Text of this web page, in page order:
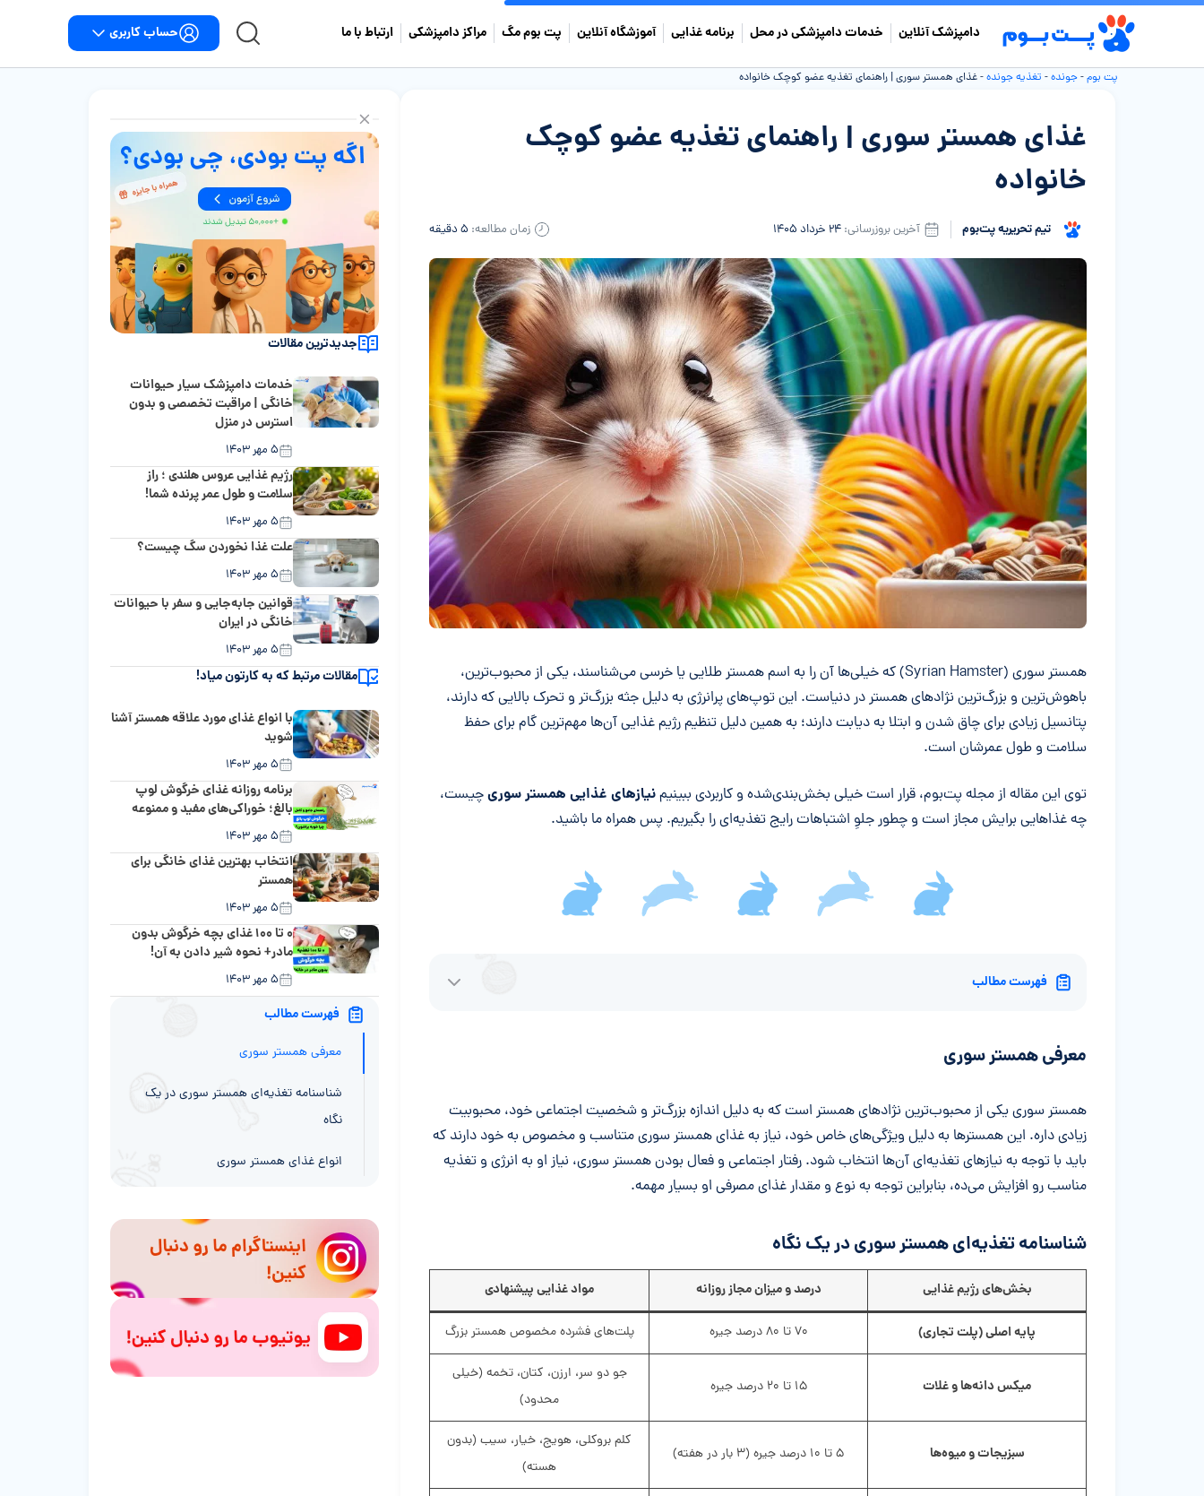
دامپزشک آنلاین خدمات دامپزشکی در محل برنامه غذایی آموزشگاه آنلاین پت بوم مگ مراکز دامپزشکی ارتباط با ما حساب کاربری
پت بوم-جونده- تغذیه جونده-غذای همستر سوری | راهنمای تغذیه عضو کوچک خانواده
غذای همستر سوری | راهنمای تغذیه عضو کوچک
خانواده
تیم تحریریه پت‌بوم آخرین بروزرسانی: ۲۴ خرداد ۱۴۰۵ زمان مطالعه: ۵ دقیقه
خلاصه مقاله
همستر سوری (Syrian Hamster) که خیلی‌ها آن را به اسم همستر طلایی یا خرسی می‌شناسند، یکی از محبوب‌ترین،
باهوش‌ترین و بزرگ‌ترین نژادهای همستر در دنیاست. این توپ‌های پرانرژی به دلیل جثه بزرگ‌تر و تحرک بالایی که دارند،
پتانسیل زیادی برای چاق شدن و ابتلا به دیابت دارند؛ به همین دلیلتنظیم رژیم غذایی آن‌ها مهم‌ترین گام برای حفظ
سلامت و طول عمرشان است.
توی این مقاله از مجله پت‌بوم، قرار است خیلی بخش‌بندی‌شده و کاربردی ببینیمنیازهای غذایی همستر سوریچیست،
چه غذاهایی برایش مجاز است و چطور جلوِ اشتباهات رایج تغذیه‌ای را بگیریم. پس همراه ما باشید.
فهرست مطالب
معرفی همستر سوری
همستر سوری یکی از محبوب‌ترین نژادهای همستر است که به دلیل اندازه بزرگ‌تر و شخصیت اجتماعی خود، محبوبیت
زیادی داره. این همسترها به دلیل ویژگی‌های خاص خود، نیاز به غذای همستر سوری متناسب و مخصوص به خود دارند که
باید با توجه به نیازهای تغذیه‌ای آن‌ها انتخاب شود. رفتار اجتماعی و فعال بودن همستر سوری، نیاز او به انرژی و تغذیه
مناسب رو افزایش می‌ده، بنابراین توجه به نوع و مقدار غذای مصرفی او بسیار مهمه.
شناسنامه تغذیه‌ای همستر سوری در یک نگاه
بخش‌های رژیم غذایی درصد و میزان مجاز روزانه مواد غذایی پیشنهادی
پایه اصلی (پلت تجاری) ۷۰ تا ۸۰ درصد جیره پلت‌های فشرده مخصوص همستر بزرگ
میکس دانه‌ها و غلات ۱۵ تا ۲۰ درصد جیره
جو دو سر، ارزن، کتان، تخمه (خیلی
محدود)
سبزیجات و میوه‌ها ۵ تا ۱۰ درصد جیره (۳ بار در هفته)
کلم بروکلی، هویج، خیار، سیب (بدون
هسته)
جدیدترین مقالات
خدمات دامپزشک سیار حیوانات
خانگی | مراقبت تخصصی و بدون
استرس در منزل
۵ مهر ۱۴۰۳
رژیم غذایی عروس هلندی ؛ راز
سلامت و طول عمر پرنده شما!
۵ مهر ۱۴۰۳
علت غذا نخوردن سگ چیست؟
۵ مهر ۱۴۰۳
قوانین جابه‌جایی و سفر با حیوانات
خانگی در ایران
۵ مهر ۱۴۰۳
مقالات مرتبط که به کارتون میاد!
با انواع غذای مورد علاقه همستر آشنا
شوید
۵ مهر ۱۴۰۳
برنامه روزانه غذای خرگوش لوپ
بالغ؛ خوراکی‌های مفید و ممنوعه
۵ مهر ۱۴۰۳
انتخاب بهترین غذای خانگی برای
همستر
۵ مهر ۱۴۰۳
۰ تا ۱۰۰ غذای بچه خرگوش بدون
مادر+ نحوه شیر دادن به آن!
۵ مهر ۱۴۰۳
فهرست مطالب
معرفی همستر سوری
شناسنامه تغذیه‌ای همستر سوری در یک
نگاه
انواع غذای همستر سوری
بشناسید
اشتباهات رایج در تغذیه همستر سوری